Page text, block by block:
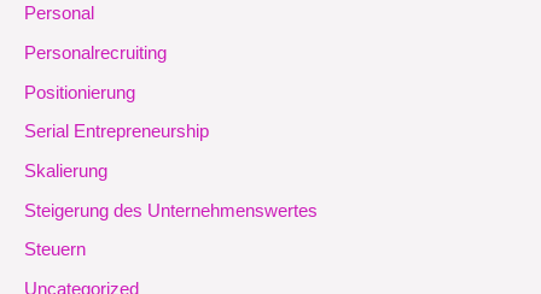
Personal
Personalrecruiting
Positionierung
Serial Entrepreneurship
Skalierung
Steigerung des Unternehmenswertes
Steuern
Uncategorized